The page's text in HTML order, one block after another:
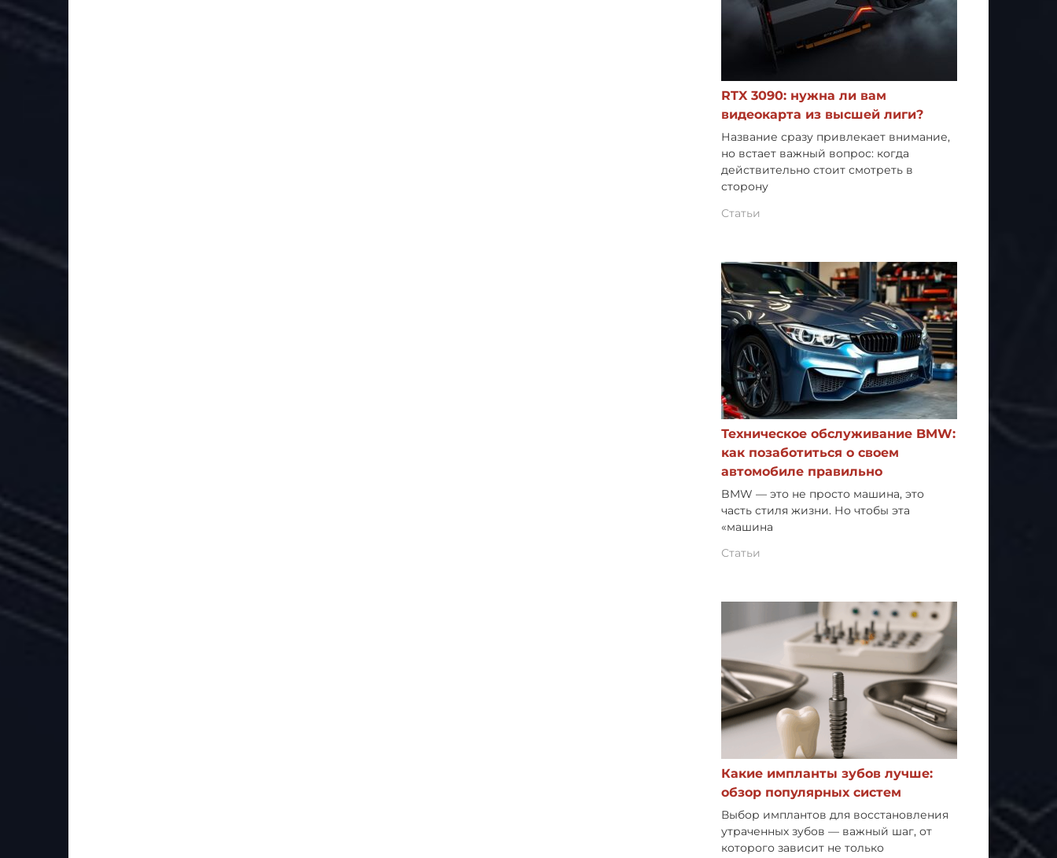
RTX 3090: нужна ли вам
видеокарта из высшей лиги?
Название сразу привлекает внимание,
но встает важный вопрос: когда
действительно стоит смотреть в
сторону
Статьи
Техническое обслуживание BMW:
как позаботиться о своем
автомобиле правильно
BMW — это не просто машина, это
часть стиля жизни. Но чтобы эта
«машина
Статьи
Какие импланты зубов лучше:
обзор популярных систем
Выбор имплантов для восстановления
утраченных зубов — важный шаг, от
которого зависит не только